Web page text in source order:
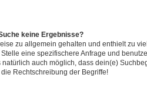
keine Ergebnisse?
zu allgemein gehalten und enthielt zu
eine spezifischere Anfrage und
natürlich auch möglich, dass dein(e)
Rechtschreibung der Begriffe!